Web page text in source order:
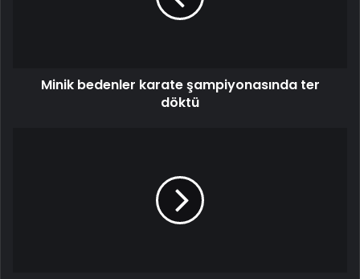
Minik bedenler karate şampiyonasında ter
döktü